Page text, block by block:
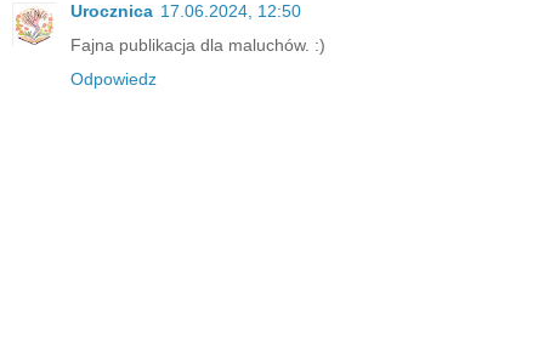
Urocznica 17.06.2024, 12:50
Fajna publikacja dla maluchów. :)
Odpowiedz